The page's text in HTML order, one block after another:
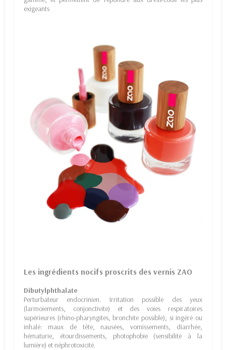
exigeants
Les ingrédients nocifs proscrits des vernis ZAO
Dibutylphthalate
Perturbateur endocrinien. Irritation possible des yeux
(larmoiements, conjonctivite) et des voies respiratoires
supérieures (rhino-pharyngites, bronchite possible); si ingéré ou
inhalé: maux de tête, nausées, vomissements, diarrhée,
hématurie, étourdissements, photophobie (sensibilité à la
lumière) et néphrotoxicité.